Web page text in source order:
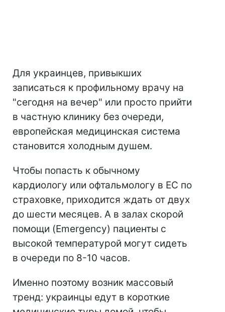
Для украинцев, привыкших
записаться к профильному врачу на
"сегодня на вечер" или просто прийти
в частную клинику без очереди,
европейская медицинская система
становится холодным душем.
Чтобы попасть к обычному
кардиологу или офтальмологу в ЕС по
страховке, приходится ждать от двух
до шести месяцев. А в залах скорой
помощи (Emergency) пациенты с
высокой температурой могут сидеть
в очереди по 8-10 часов.
Именно поэтому возник массовый
тренд: украинцы едут в короткие